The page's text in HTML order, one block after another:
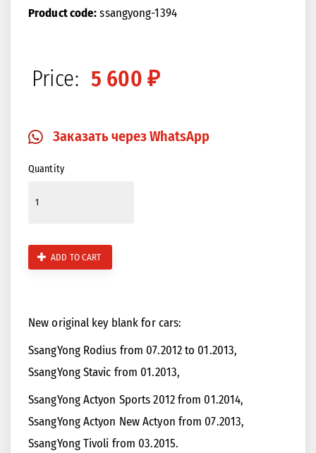
Product code: ssangyong-1394
Price: 5 600 ₽
Заказать через WhatsApp
Quantity
ADD TO CART
New original key blank for cars:
SsangYong Rodius from 07.2012 to 01.2013,
SsangYong Stavic from 01.2013,
SsangYong Actyon Sports 2012 from 01.2014,
SsangYong Actyon New Actyon from 07.2013,
SsangYong Tivoli from 03.2015.